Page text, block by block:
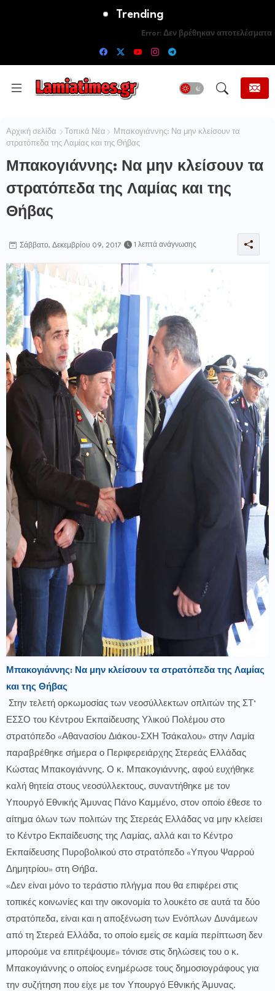
Trending
Error: Δεν βρέθηκαν αποτελέσματα
Αρχική σελίδα Τοπικά Νέα
Μπακογιάννης: Να μην κλείσουν τα
στρατόπεδα της Λαμίας και της Θήβας
Μπακογιάννης: Να μην κλείσουν τα
στρατόπεδα της Λαμίας και της
Θήβας
Σάββατο, Δεκεμβρίου 09, 2017 1 λεπτά ανάγνωσης
Μπακογιάννης: Να μην κλείσουν τα στρατόπεδα της Λαμίας
και της Θήβας
​ Στην τελετή ορκωμοσίας των νεοσύλλεκτων οπλιτών της ΣΤ’
ΕΣΣΟ του Κέντρου Εκπαίδευσης Υλικού Πολέμου στο
στρατόπεδο «Αθανασίου Διάκου-ΣΧΗ Τσάκαλου» στην Λαμία
παραβρέθηκε σήμερα ο Περιφερειάρχης Στερεάς Ελλάδας
Κώστας Μπακογιάννης. Ο κ. Μπακογιάννης, αφού ευχήθηκε
καλή θητεία στους νεοσύλλεκτους, συναντήθηκε με τον
Υπουργό Εθνικής Άμυνας Πάνο Καμμένο, στον οποίο έθεσε το
αίτημα όλων των πολιτών της Στερεάς Ελλάδας να μην κλείσει
το Κέντρο Εκπαίδευσης της Λαμίας, αλλά και το Κέντρο
Εκπαίδευσης Πυροβολικού στο στρατόπεδο «Υπγου Ψαρρού
Δημητρίου» στη Θήβα. ​
«Δεν είναι μόνο το τεράστιο πλήγμα που θα επιφέρει στις
τοπικές κοινωνίες και την οικονομία το λουκέτο σε αυτά τα δύο
στρατόπεδα, είναι και η αποξένωση των Ενόπλων Δυνάμεων
από τη Στερεά Ελλάδα, το οποίο εμείς σε καμία περίπτωση δεν
μπορούμε να επιτρέψουμε» τόνισε στις δηλώσεις του ο κ.
Μπακογιάννης ο οποίος ενημέρωσε τους δημοσιογράφους για
την συζήτηση που είχε με τον Υπουργό Εθνικής Άμυνας.